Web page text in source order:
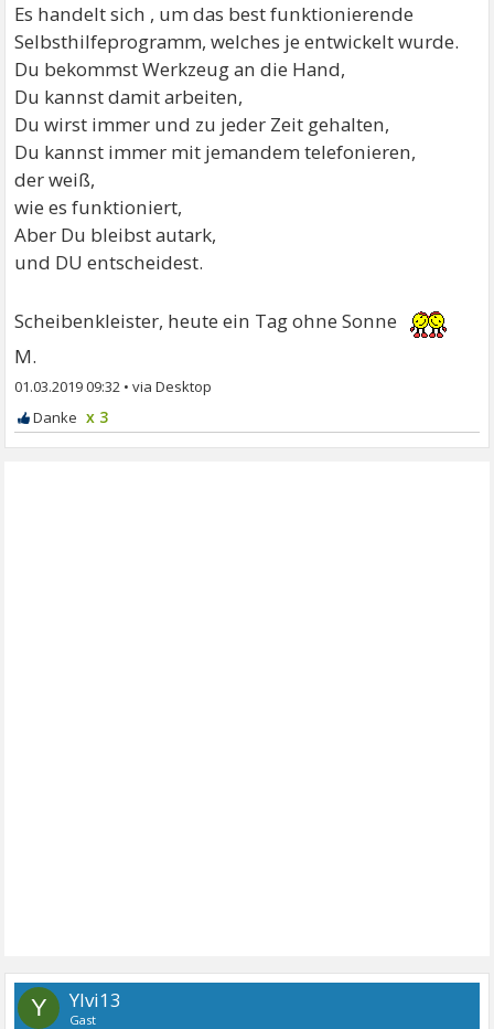
Es handelt sich , um das best funktionierende
Selbsthilfeprogramm, welches je entwickelt wurde.
Du bekommst Werkzeug an die Hand,
Du kannst damit arbeiten,
Du wirst immer und zu jeder Zeit gehalten,
Du kannst immer mit jemandem telefonieren,
der weiß,
wie es funktioniert,
Aber Du bleibst autark,
und DU entscheidest.
Scheibenkleister, heute ein Tag ohne Sonne
M.
01.03.2019 09:32 •
x 3
Y Ylvi13
Gast